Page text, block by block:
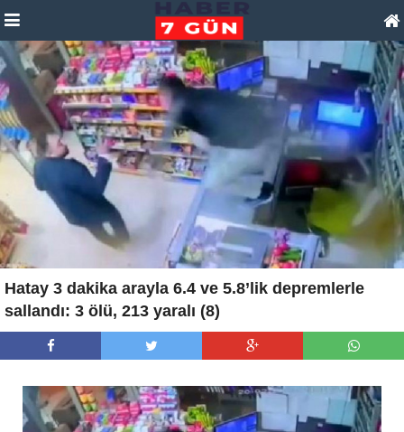
Hatay 3 dakika arayla 6.4 ve 5.8’lik depremlerle
sallandı: 3 ölü, 213 yaralı (8)